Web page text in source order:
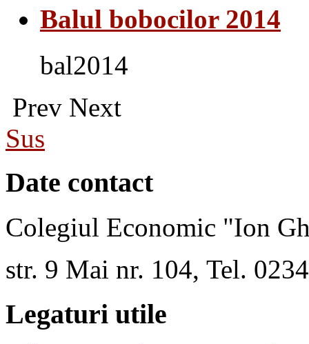
Balul bobocilor 2014
bal2014
Prev Next
Sus
Date contact
Colegiul Economic "Ion
str. 9 Mai nr. 104, Tel.
Legaturi utile